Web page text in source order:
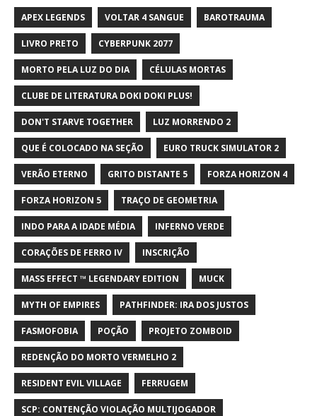
APEX LEGENDS VOLTAR 4 SANGUE BAROTRAUMA
LIVRO PRETO CYBERPUNK 2077
MORTO PELA LUZ DO DIA CÉLULAS MORTAS
CLUBE DE LITERATURA DOKI DOKI PLUS!
DON'T STARVE TOGETHER LUZ MORRENDO 2
QUE É COLOCADO NA SEÇÃO EURO TRUCK SIMULATOR 2
VERÃO ETERNO GRITO DISTANTE 5 FORZA HORIZON 4
FORZA HORIZON 5 TRAÇO DE GEOMETRIA
INDO PARA A IDADE MÉDIA INFERNO VERDE
CORAÇÕES DE FERRO IV INSCRIÇÃO
MASS EFFECT ™ LEGENDARY EDITION MUCK
MYTH OF EMPIRES PATHFINDER: IRA DOS JUSTOS
FASMOFOBIA POÇÃO PROJETO ZOMBOID
REDENÇÃO DO MORTO VERMELHO 2
RESIDENT EVIL VILLAGE FERRUGEM
SCP: CONTENÇÃO VIOLAÇÃO MULTIJOGADOR